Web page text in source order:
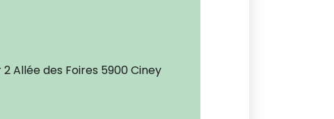
Allée des Foires 5900 Ciney